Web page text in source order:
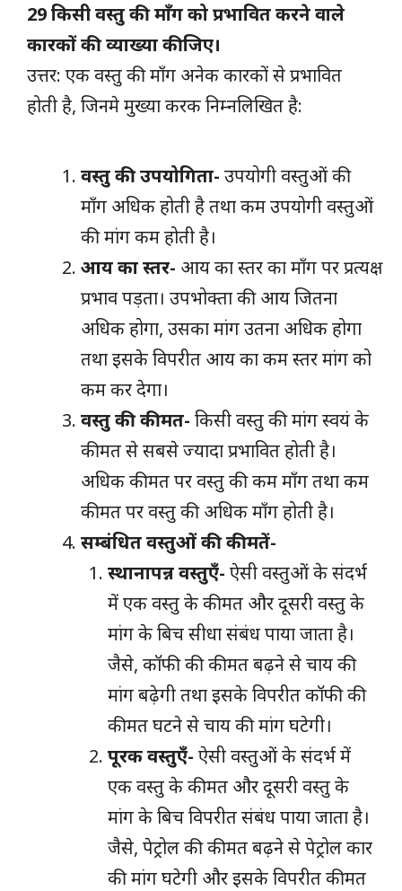
29 किसी वस्तु की माँग को प्रभावित करने वाले
कारकों की व्याख्या कीजिए।
उत्तर: एक वस्तु की माँग अनेक कारकों से प्रभावित
होती है, जिनमे मुख्या करक निम्नलिखित है:
वस्तु की उपयोगिता- उपयोगी वस्तुओं की
माँग अधिक होती है तथा कम उपयोगी वस्तुओं
की मांग कम होती है।
आय का स्तर- आय का स्तर का माँग पर प्रत्यक्ष
प्रभाव पड़ता। उपभोक्ता की आय जितना
अधिक होगा, उसका मांग उतना अधिक होगा
तथा इसके विपरीत आय का कम स्तर मांग को
कम कर देगा।
वस्तु की कीमत- किसी वस्तु की मांग स्वयं के
कीमत से सबसे ज्यादा प्रभावित होती है।
अधिक कीमत पर वस्तु की कम माँग तथा कम
कीमत पर वस्तु की अधिक माँग होती है।
सम्बंधित वस्तुओं की कीमतें-
स्थानापन्न वस्तुएँ- ऐसी वस्तुओं के संदर्भ
में एक वस्तु के कीमत और दूसरी वस्तु के
मांग के बिच सीधा संबंध पाया जाता है।
जैसे, कॉफी कीकीमतबढ़ने से चाय की
मांग बढ़ेगी तथा इसके विपरीत कॉफी की
कीमत घटने से चाय की मांग घटेगी।
पूरक वस्तुएँ- ऐसी वस्तुओं के संदर्भ में
एक वस्तु के कीमत और दूसरी वस्तु के
मांग के बिच विपरीत संबंध पाया जाता है।
जैसे, पेट्रोल की कीमत बढ़ने से पेट्रोल कार
की मांग घटेगी और इसके विपरीत कीमत